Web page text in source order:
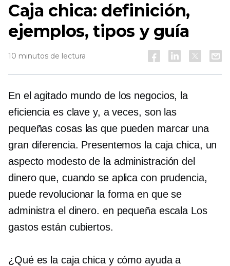
Caja chica: definición,
ejemplos, tipos y guía
10 minutos de lectura
En el agitado mundo de los negocios, la
eficiencia es clave y, a veces, son las
pequeñas cosas las que pueden marcar una
gran diferencia. Presentemos la caja chica, un
aspecto modesto de la administración del
dinero que, cuando se aplica con prudencia,
puede revolucionar la forma en que se
administra el dinero. en pequeña escala Los
gastos están cubiertos.
¿Qué es la caja chica y cómo ayuda a